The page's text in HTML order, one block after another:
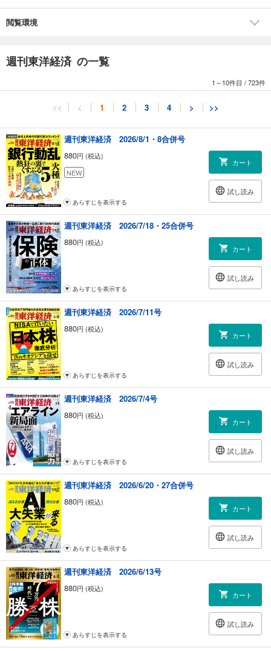
日本経済活性化の起爆剤 始動する「夜の経済」
［インタビュー］「本物」を守り続けながら、新しさも追う 金田中 四代
社用需要も復活 老舗ショークラブ 人気の秘密
ナイトタイムエコノミー推進協議会 代表理事 齋藤貴弘
テーマ1 旅
テーマ2 宿
テーマ3 買い物
テーマ4 遊び
【スペシャルリポート】終わらない円安再び1ドル145円の介入水準
日銀の緩和修正は「円安阻止」 役割分担の建前を捨て、円防衛
経常黒字の内実は「円売り」 円高でも「1ドル120円台」
連載
｜経済を見る眼｜早川英男
｜ニュースの核心｜岡田広行
｜編集部から｜
｜ニュース最前線｜
｜発見！ 成長企業｜SBテクノロジー
｜会社四季報 注目決算｜
｜トップに直撃｜セイコーグループ 社長 高橋修司
｜フォーカス政治｜中北浩爾
｜マネー潮流｜佐々木 融
｜中国動態｜田中信彦
｜財新 Opinion &News｜
｜グローバル・アイ｜クリス・パッテン
｜Inside USA｜安井明彦
｜少数異見｜
｜ヤバい会社烈伝｜金田信一郎
｜知の技法 出世の作法｜佐藤 優
｜経済学者が読み解く 現代社会のリアル｜宇南山 卓
｜話題の本｜『企業進化を加速する「ポリネーター」の行動原則スター
トアップ×伝統企業』著者 中垣徹二郎氏に聞く ほか
｜社会に斬り込む骨太シネマ 『クエンティン・タランティーノ 映画に愛
された男』｜
｜シンクタンク 厳選リポート｜
｜PICK UP 東洋経済ONLINE｜
｜ゴルフざんまい｜本庶 佑
｜次号予告｜
閲覧環境
週刊東洋経済 の一覧
1～10件目 /723件
<< < 1 2 3 4 > >>
週刊東洋経済 2026/8/1・8合併号
880円 (税込)
NEW
カート
試し読み
あらすじを表示する
週刊東洋経済 2026/7/18・25合併号
880円 (税込)
カート
試し読み
あらすじを表示する
週刊東洋経済 2026/7/11号
880円 (税込)
カート
試し読み
あらすじを表示する
週刊東洋経済 2026/7/4号
880円 (税込)
カート
試し読み
あらすじを表示する
週刊東洋経済 2026/6/20・27合併号
880円 (税込)
カート
試し読み
あらすじを表示する
週刊東洋経済 2026/6/13号
880円 (税込)
カート
試し読み
あらすじを表示する